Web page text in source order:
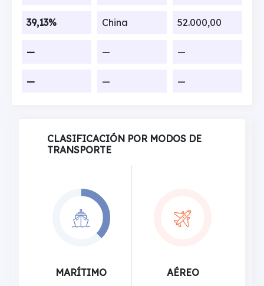
39,13% China 52.000,00
— — —
— — —
CLASIFICACIÓN POR MODOS DE
TRANSPORTE
MARÍTIMO AÉREO